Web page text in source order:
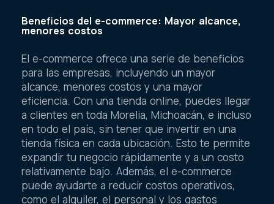
Beneficios del e-commerce: Mayor alcance,
menores costos
El e-commerce ofrece una serie de beneficios
para las empresas, incluyendo un mayor
alcance, menores costos y una mayor
eficiencia. Con una tienda online, puedes llegar
a clientes en toda Morelia, Michoacán, e incluso
en todo el país, sin tener que invertir en una
tienda física en cada ubicación. Esto te permite
expandir tu negocio rápidamente y a un costo
relativamente bajo. Además, el e-commerce
puede ayudarte a reducir costos operativos,
como el alquiler, el personal y los gastos